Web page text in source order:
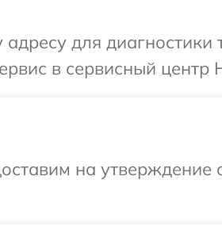
для диагностики
в сервисный центр
на утверждение